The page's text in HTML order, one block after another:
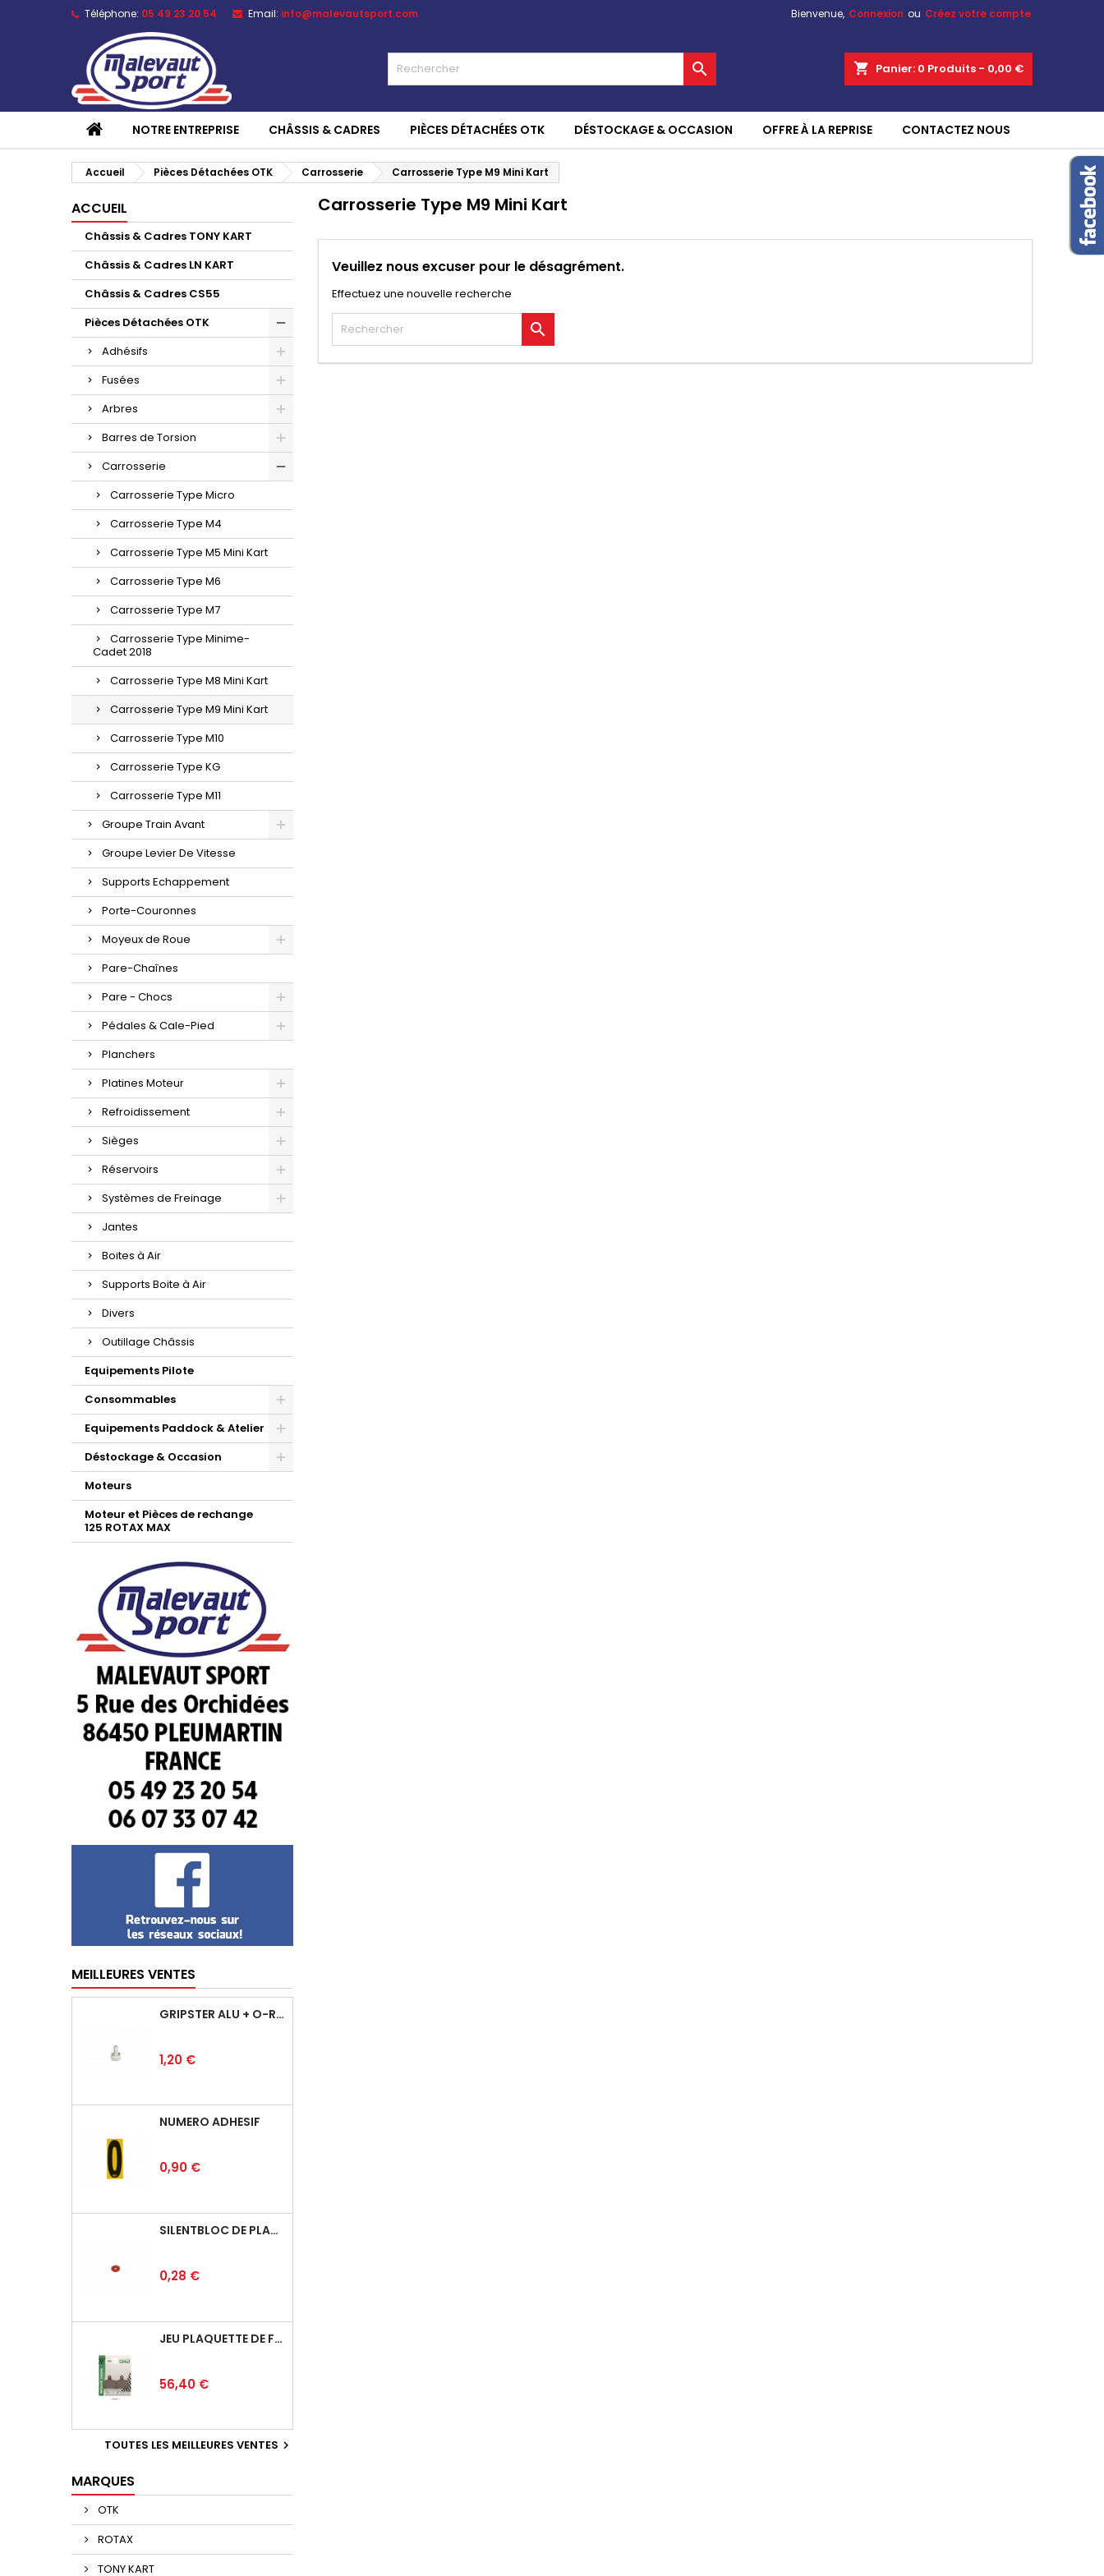
Téléphone: 05 49 23 20 54 Email: info@malevautsport.com Bienvenue, Connexion ou Créez votre compte
shopping_cart Panier: 0 Produits - 0,00 €

NOTRE ENTREPRISE CHÂSSIS & CADRES PIÈCES DÉTACHÉES OTK DÉSTOCKAGE & OCCASION OFFRE À LA REPRISE CONTACTEZ NOUS
Accueil Pièces Détachées OTK Carrosserie Carrosserie Type M9 Mini Kart
ACCUEIL
Châssis & Cadres TONY KART
Châssis & Cadres LN KART
Châssis & Cadres CS55
Pièces Détachées OTK
Adhésifs
Fusées
Arbres
Barres de Torsion
Carrosserie
Carrosserie Type Micro
Carrosserie Type M4
Carrosserie Type M5 Mini Kart
Carrosserie Type M6
Carrosserie Type M7
Carrosserie Type Minime-
Cadet 2018
Carrosserie Type M8 Mini Kart
Carrosserie Type M9 Mini Kart
Carrosserie Type M10
Carrosserie Type KG
Carrosserie Type M11
Groupe Train Avant
Groupe Levier De Vitesse
Supports Echappement
Porte-Couronnes
Moyeux de Roue
Pare-Chaînes
Pare - Chocs
Pédales & Cale-Pied
Planchers
Platines Moteur
Refroidissement
Sièges
Réservoirs
Systèmes de Freinage
Jantes
Boites à Air
Supports Boite à Air
Divers
Outillage Châssis
Equipements Pilote
Consommables
Equipements Paddock & Atelier
Déstockage & Occasion
Moteurs
Moteur et Pièces de rechange
125 ROTAX MAX
MEILLEURES VENTES
GRIPSTER ALU + O-RING
Prix
1,20 €
NUMÉRO ADHÉSIF
Prix
0,90 €
SILENTBLOC DE PLANCHER
Prix
0,28 €
JEU PLAQUETTE DE FREIN ARRIÈRE BSD
Prix
56,40 €
TOUTES LES MEILLEURES VENTES 
MARQUES
OTK
ROTAX
TONY KART
Carrosserie Type M9 Mini Kart
Veuillez nous excuser pour le désagrément.
Effectuez une nouvelle recherche
